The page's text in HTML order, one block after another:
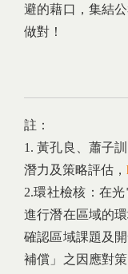
避的藉口，集結
做對！
註：
1. 黃孔良、蕭子
潛力及策略評估，
2.環社檢核：在
進行潛在區域的
確認區域課題及
補償」之因應對